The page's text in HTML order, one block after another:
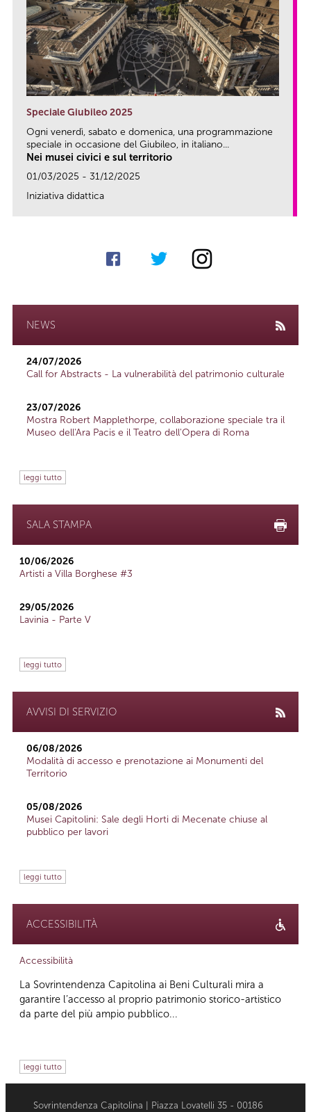
Speciale Giubileo 2025
Ogni venerdì, sabato e domenica, una programmazione
speciale in occasione del Giubileo, in italiano...
Nei musei civici e sul territorio
01/03/2025 - 31/12/2025
Iniziativa didattica
NEWS
24/07/2026
Call for Abstracts - La vulnerabilità del patrimonio culturale
23/07/2026
Mostra Robert Mapplethorpe, collaborazione speciale tra il
Museo dell'Ara Pacis e il Teatro dell'Opera di Roma
leggi tutto
SALA STAMPA
10/06/2026
Artisti a Villa Borghese #3
29/05/2026
Lavinia - Parte V
leggi tutto
AVVISI DI SERVIZIO
06/08/2026
Modalità di accesso e prenotazione ai Monumenti del
Territorio
05/08/2026
Musei Capitolini: Sale degli Horti di Mecenate chiuse al
pubblico per lavori
leggi tutto
ACCESSIBILITÀ
Accessibilità
La Sovrintendenza Capitolina ai Beni Culturali mira a
garantire l’accesso al proprio patrimonio storico-artistico
da parte del più ampio pubblico...
leggi tutto
Sovrintendenza Capitolina | Piazza Lovatelli 35 - 00186